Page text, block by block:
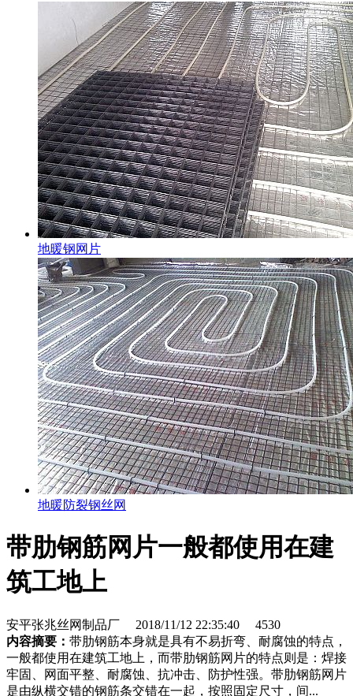
地暖钢网片
地暖防裂钢丝网
带肋钢筋网片一般都使用在建
筑工地上
安平张兆丝网制品厂 2018/11/12 22:35:40
4530
内容摘要： 带肋钢筋本身就是具有不易折弯、耐腐蚀的特点，
一般都使用在建筑工地上，而带肋钢筋网片的特点则是：焊接
牢固、网面平整、耐腐蚀、抗冲击、防护性强。带肋钢筋网片
是由纵横交错的钢筋条交错在一起，按照固定尺寸，间...